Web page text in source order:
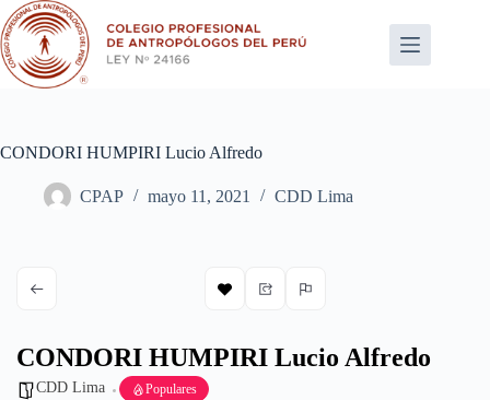
Saltar
al
contenido
CONDORI HUMPIRI Lucio Alfredo
CPAP mayo 11, 2021 CDD Lima
CONDORI HUMPIRI Lucio Alfredo
CDD Lima Populares